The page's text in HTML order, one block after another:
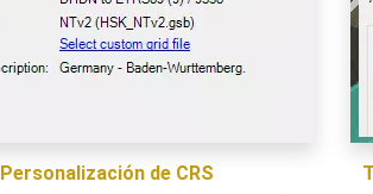
Personalización de CRS